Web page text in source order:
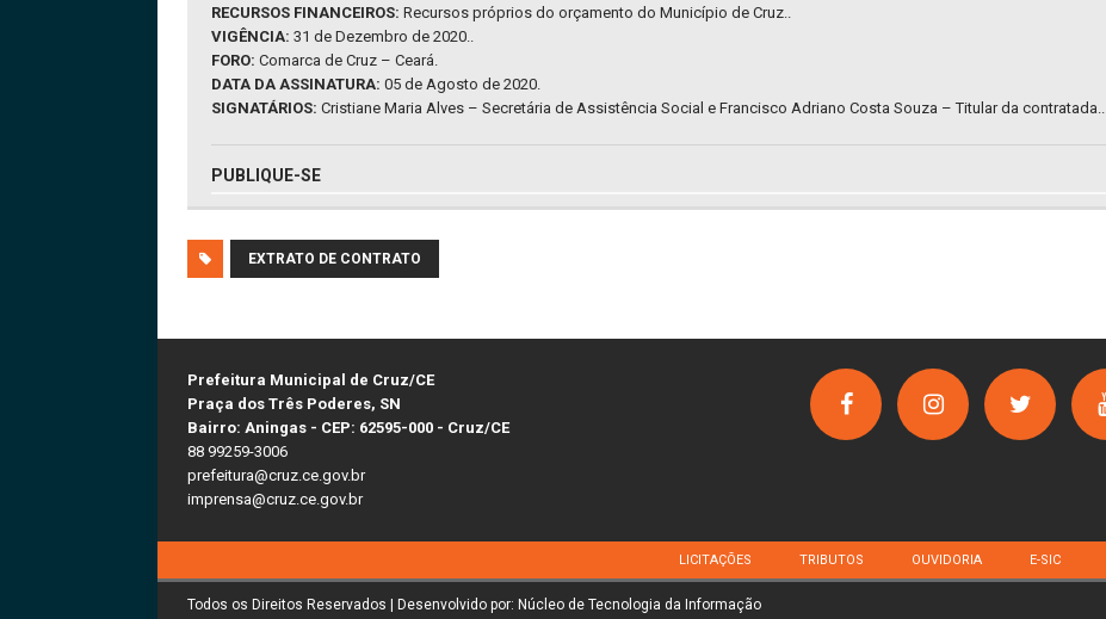
RECURSOS FINANCEIROS: Recursos próprios do orçamento do Município de Cruz..
VIGÊNCIA: 31 de Dezembro de 2020..
FORO: Comarca de Cruz – Ceará.
DATA DA ASSINATURA: 05 de Agosto de 2020.
SIGNATÁRIOS: Cristiane Maria Alves – Secretária de Assistência Social e Francisco Adriano Costa Souza – Titular da contratada..
PUBLIQUE-SE
EXTRATO DE CONTRATO
Prefeitura Municipal de Cruz/CE
Praça dos Três Poderes, SN
Bairro: Aningas - CEP: 62595-000 - Cruz/CE
88 99259-3006
prefeitura@cruz.ce.gov.br
imprensa@cruz.ce.gov.br
LICITAÇÕES TRIBUTOS OUVIDORIA E-SIC
Todos os Direitos Reservados | Desenvolvido por: Núcleo de Tecnologia da Informação